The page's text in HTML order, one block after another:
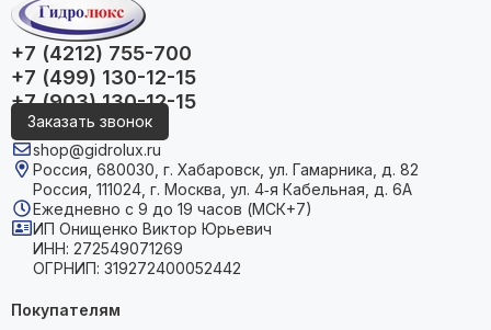
+7 (4212) 755-700
+7 (499) 130-12-15
+7 (903) 130-12-15
Заказать звонок
shop@gidrolux.ru
Россия, 680030, г. Хабаровск, ул. Гамарника, д. 82
Россия, 111024, г. Москва, ул. 4‑я Кабельная, д. 6А
Ежедневно с 9 до 19 часов (МСК+7)
ИП Онищенко Виктор Юрьевич
ИНН: 272549071269
ОГРНИП: 319272400052442
Покупателям